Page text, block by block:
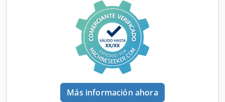
Más información ahora